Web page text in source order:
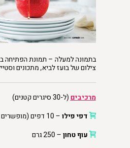
צילום של בועז לביא, מתכונים
מרכיבים(ל-30 סיגרים קטנים)
דפי פילו – 10 דפים (מופשרים ומוכנים לעבודה)
עוף טחון – 250 גרם